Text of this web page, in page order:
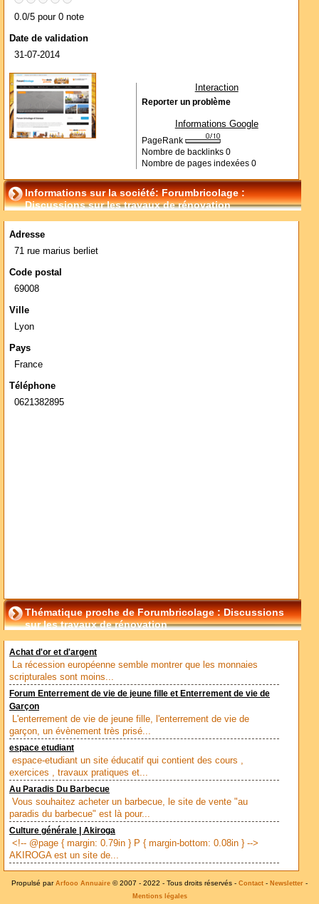
0.0/5 pour 0 note
Date de validation
31-07-2014
Interaction
Reporter un problème
Informations Google
PageRank
Nombre de backlinks 0
Nombre de pages indexées 0
Informations sur la société: Forumbricolage :
Discussions sur les travaux de rénovation
Adresse
71 rue marius berliet
Code postal
69008
Ville
Lyon
Pays
France
Téléphone
0621382895
Thématique proche de Forumbricolage : Discussions
sur les travaux de rénovation
Achat d'or et d'argent
La récession européenne semble montrer que les monnaies
scripturales sont moins...
Forum Enterrement de vie de jeune fille et Enterrement de vie de
Garçon
L'enterrement de vie de jeune fille, l'enterrement de vie de
garçon, un évènement très prisé...
espace etudiant
espace-etudiant un site éducatif qui contient des cours ,
exercices , travaux pratiques et...
Au Paradis Du Barbecue
Vous souhaitez acheter un barbecue, le site de vente "au
paradis du barbecue" est là pour...
Culture générale | Akiroga
<!-- @page { margin: 0.79in } P { margin-bottom: 0.08in } -->
AKIROGA est un site de...
Propulsé par Arfooo Annuaire © 2007 - 2022 - Tous droits réservés - Contact - Newsletter -
Mentions légales